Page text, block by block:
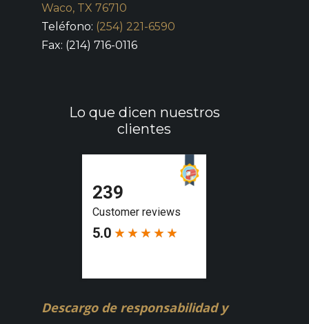
Waco, TX 76710
Teléfono: (254) 221-6590
Fax: (214) 716-0116
Lo que dicen nuestros
clientes
Descargo de responsabilidad y